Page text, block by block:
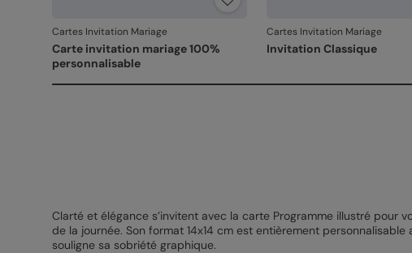
Cartes Invitation Mariage
Carte invitation mariage 100%
personnalisable
Cartes Invitation Mariage
Invitation Classique
Clarté et élégance s’invitent avec la carte Programme illustré pour
de la journée. Son format 14x14 cm est entièrement
souligne sa sobriété graphique.